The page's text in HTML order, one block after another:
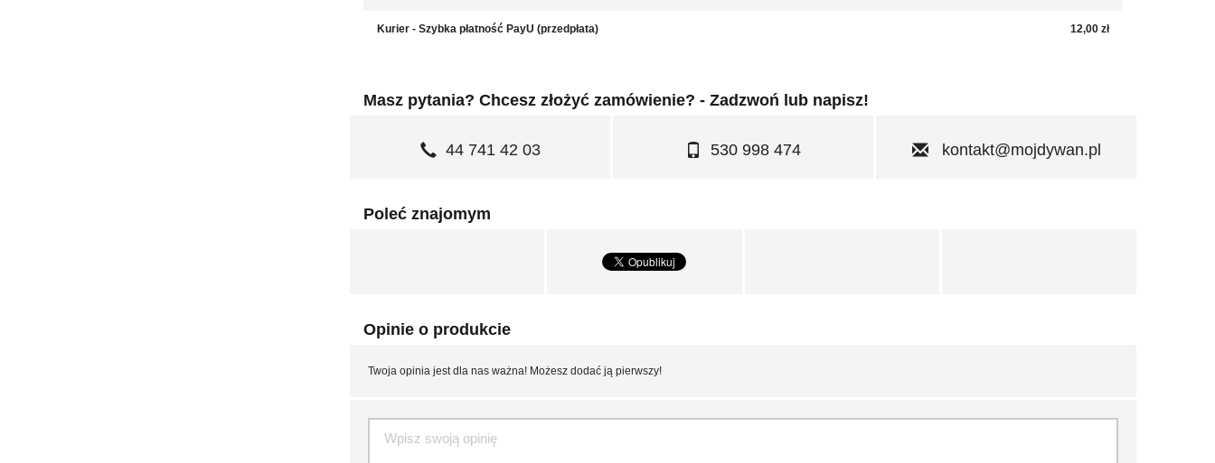
Kurier - Szybka płatność PayU (przedpłata) 12,00 zł
Masz pytania? Chcesz złożyć zamówienie? - Zadzwoń lub napisz!
44 741 42 03 530 998 474 kontakt@mojdywan.pl
Poleć znajomym
Opinie o produkcie
Twoja opinia jest dla nas ważna! Możesz dodać ją pierwszy!